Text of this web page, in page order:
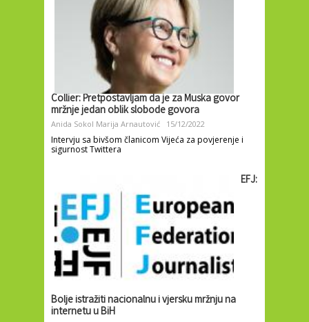
Collier: Pretpostavljam da je za Muska govor
mržnje jedan oblik slobode govora
Anida Sokol Marija Arnautović 15/12/2022
Intervju sa bivšom članicom Vijeća za povjerenje i
sigurnost Twittera
EFJ:
Bolje istražiti nacionalnu i vjersku mržnju na
internetu u BiH